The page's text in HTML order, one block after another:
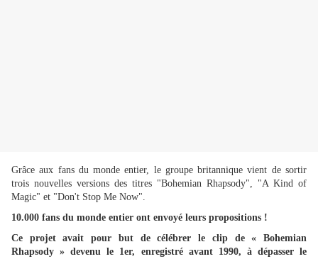
Grâce aux fans du monde entier, le groupe britannique vient de sortir
trois nouvelles versions des titres "Bohemian Rhapsody", "A Kind of
Magic" et "Don't Stop Me Now".
10.000 fans du monde entier ont envoyé leurs propositions !
Ce projet avait pour but de célébrer le clip de « Bohemian
Rhapsody » devenu le 1er, enregistré avant 1990, à dépasser le